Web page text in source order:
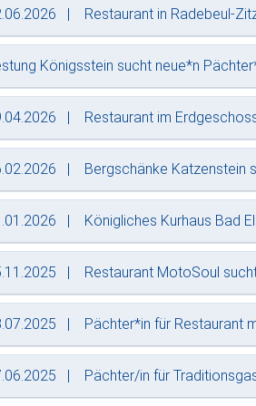
Restaurant in Radebeul-
Königsstein sucht neue*n
Restaurant im
Bergschänke Katzenstein
Königliches Kurhaus Bad
Restaurant MotoSoul
Pächter*in für Restaurant
Pächter/in für